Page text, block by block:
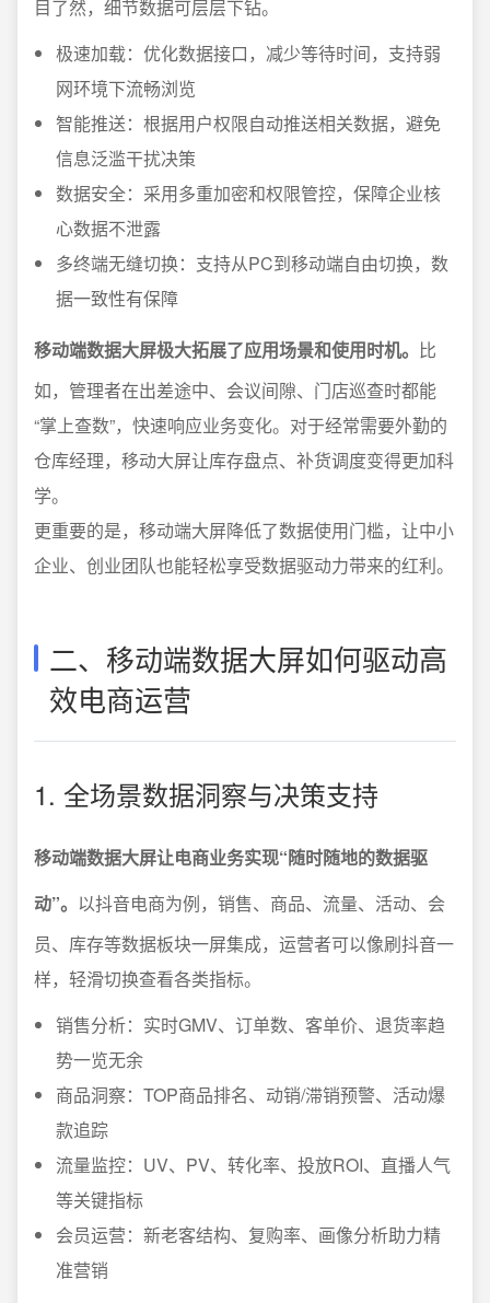
目了然，细节数据可层层下钻。
极速加载：优化数据接口，减少等待时间，支持弱
网环境下流畅浏览
智能推送：根据用户权限自动推送相关数据，避免
信息泛滥干扰决策
数据安全：采用多重加密和权限管控，保障企业核
心数据不泄露
多终端无缝切换：支持从PC到移动端自由切换，数
据一致性有保障
移动端数据大屏极大拓展了应用场景和使用时机。 比
如，管理者在出差途中、会议间隙、门店巡查时都能
“掌上查数”，快速响应业务变化。对于经常需要外勤的
仓库经理，移动大屏让库存盘点、补货调度变得更加科
学。
更重要的是，移动端大屏降低了数据使用门槛，让中小
企业、创业团队也能轻松享受数据驱动力带来的红利。
二、移动端数据大屏如何驱动高
效电商运营
1. 全场景数据洞察与决策支持
移动端数据大屏让电商业务实现“随时随地的数据驱
动”。 以抖音电商为例，销售、商品、流量、活动、会
员、库存等数据板块一屏集成，运营者可以像刷抖音一
样，轻滑切换查看各类指标。
销售分析：实时GMV、订单数、客单价、退货率趋
势一览无余
商品洞察：TOP商品排名、动销/滞销预警、活动爆
款追踪
流量监控：UV、PV、转化率、投放ROI、直播人气
等关键指标
会员运营：新老客结构、复购率、画像分析助力精
准营销